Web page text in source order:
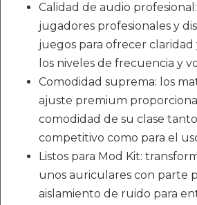
Calidad de audio
jugadores profesionales y
juegos para ofrecer
los niveles de frecuencia y
Comodidad suprema: los
ajuste premium
comodidad de su clase
competitivo como para el
Listos para Mod Kit:
unos auriculares con parte
aislamiento de ruido para